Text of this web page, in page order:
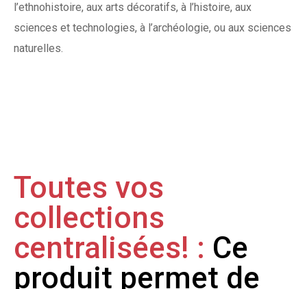
l’ethnohistoire, aux arts décoratifs, à l’histoire, aux
sciences et technologies, à l’archéologie, ou aux sciences
naturelles.
Toutes vos
collections
centralisées! : Ce
produit permet de